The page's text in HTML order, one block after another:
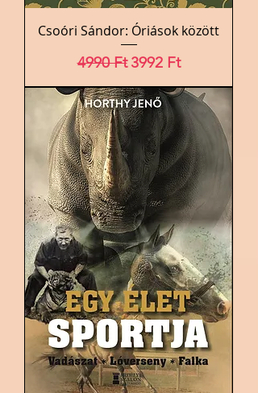
Csoóri Sándor: Óriások között
Szokásos ár
4990 Ft Akciós ár
3992 Ft